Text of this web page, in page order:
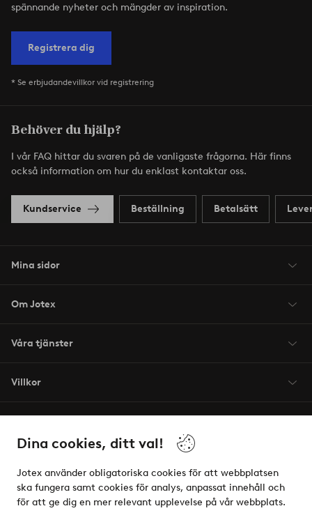
Dina cookies, ditt val!
Jotex använder obligatoriska cookies för att webbplatsen
ska fungera samt cookies för analys, anpassat innehåll och
för att ge dig en mer relevant upplevelse på vår webbplats.
spännande nyheter och mängder av inspiration.
Registrera dig
* Se erbjudandevillkor vid registrering
Behöver du hjälp?
I vår FAQ hittar du svaren på de vanligaste frågorna. Här finns
också information om hur du enklast kontaktar oss.
Kundservice Beställning Betalsätt
Mina sidor
Om Jotex
Våra tjänster
Villkor